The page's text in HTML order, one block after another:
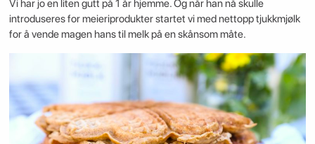
Vi har jo en liten gutt på 1 år hjemme. Og når han nå skulle
introduseres for meieriprodukter startet vi med nettopp tjukkmjølk
for å vende magen hans til melk på en skånsom måte.